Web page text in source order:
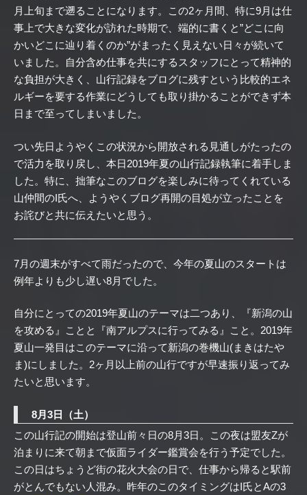
月上旬まで遡ることになります。この2ヶ月間、特に9月は仕
事上で大きな変化が訪れた時期で、端的に書くと”どこに向
かいどこに辿り着くのか”がまったく見えない日々が続いて
いました。自分含め仕事を共にするスタッフにとって精神的
な負担が大きく、山行記録をブログに残すという比較的エネ
ルギーを要する作業にどうしても取り掛かることができず本
日まで至ってしまいました。
つい先日ようやくこの状況から開放される見通しがたったの
で活力を取り戻し、本日2019年夏の山行記録執筆に着手しま
した。特に、拙筆なこのブログを楽しみに待ってくれている
山仲間のI氏へ、ようやくブログ再開の目処が立ったことを
お詫びと共に伝えたいと思う。
7月の週末がすべて雨だったので、今年の夏山のスタートは
例年よりも少し遅い8月でした。
自分にとっての2019年夏山のテーマは二つあり、『新潟の山
を攻める』ことと『南アルプスに行ってみる』こと。2019年
夏山一発目はこのテーマに沿って新潟の巻機山(まきはたや
ま)にしました。2ヶ月以上前の山行ですが早速振り返ってみ
たいと思います。
8月3日（土）
この山行記の開始は登山前々日の8月3日。この夜は盟友Zが
泊まりに来て朝まで仮面ライダー鑑賞会を行う予定でした。
この日はちょうど街の花火大会の日で、仕事から帰ると駅前
がとんでもない人混み。昨年のこのタイミングはI氏とAの3